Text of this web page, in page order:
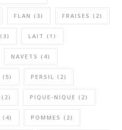
FLAN (3) FRAISES (2)
(3) LAIT (1)
NAVETS (4)
(5) PERSIL (2)
(2) PIQUE-NIQUE (2)
(4) POMMES (2)